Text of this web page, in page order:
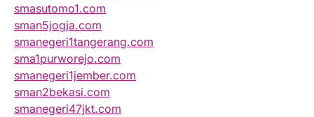
smasutomo1.com
sman5jogja.com
smanegeri1tangerang.com
sma1purworejo.com
smanegeri1jember.com
sman2bekasi.com
smanegeri47jkt.com